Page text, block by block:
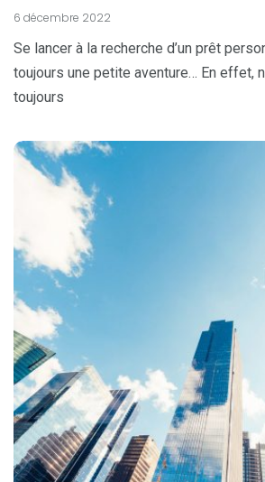
6 décembre 2022
Se lancer à la recherche d’un prêt
toujours une petite aventure… En effet,
toujours